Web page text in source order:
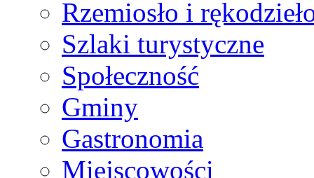
Rzemiosło i
Szlaki turystyczne
Społeczność
Gminy
Gastronomia
Miejscowości